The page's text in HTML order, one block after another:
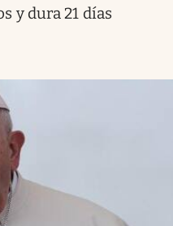
y dura 21 días